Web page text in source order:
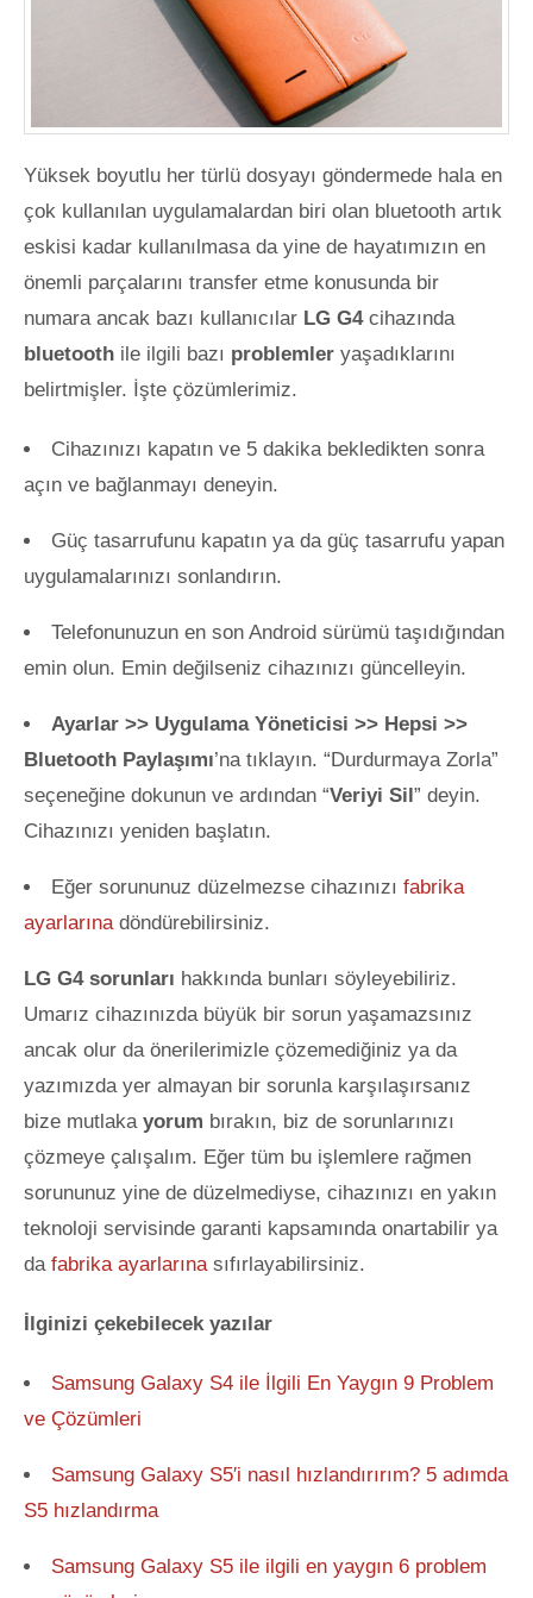
Yüksek boyutlu her türlü dosyayı göndermede hala en
çok kullanılan uygulamalardan biri olan bluetooth artık
eskisi kadar kullanılmasa da yine de hayatımızın en
önemli parçalarını transfer etme konusunda bir
numara ancak bazı kullanıcılar LG G4 cihazında
bluetooth ile ilgili bazı problemler yaşadıklarını
belirtmişler. İşte çözümlerimiz.
Cihazınızı kapatın ve 5 dakika bekledikten sonra
açın ve bağlanmayı deneyin.
Güç tasarrufunu kapatın ya da güç tasarrufu yapan
uygulamalarınızı sonlandırın.
Telefonunuzun en son Android sürümü taşıdığından
emin olun. Emin değilseniz cihazınızı güncelleyin.
Ayarlar >> Uygulama Yöneticisi >> Hepsi >>
Bluetooth Paylaşımı’na tıklayın. “Durdurmaya Zorla”
seçeneğine dokunun ve ardından “Veriyi Sil ” deyin.
Cihazınızı yeniden başlatın.
Eğer sorununuz düzelmezse cihazınızı fabrika
ayarlarınadöndürebilirsiniz.
LG G4 sorunları hakkında bunları söyleyebiliriz.
Umarız cihazınızda büyük bir sorun yaşamazsınız
ancak olur da önerilerimizle çözemediğiniz ya da
yazımızda yer almayan bir sorunla karşılaşırsanız
bize mutlaka yorum bırakın, biz de sorunlarınızı
çözmeye çalışalım. Eğer tüm bu işlemlere rağmen
sorununuz yine de düzelmediyse, cihazınızı en yakın
teknoloji servisinde garanti kapsamında onartabilir ya
da fabrika ayarlarınasıfırlayabilirsiniz.
İlginizi çekebilecek yazılar
Samsung Galaxy S4 ile İlgili En Yaygın 9 Problem
ve Çözümleri
Samsung Galaxy S5′i nasıl hızlandırırım? 5 adımda
S5 hızlandırma
Samsung Galaxy S5 ile ilgili en yaygın 6 problem